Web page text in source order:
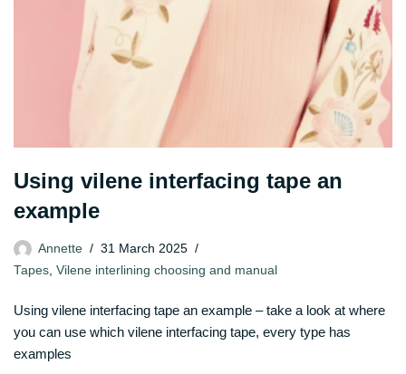
Using vilene interfacing tape an
example
Annette
31 March 2025
Tapes, Vilene interlining choosing and manual
Using vilene interfacing tape an example – take a look at where
you can use which vilene interfacing tape, every type has
examples